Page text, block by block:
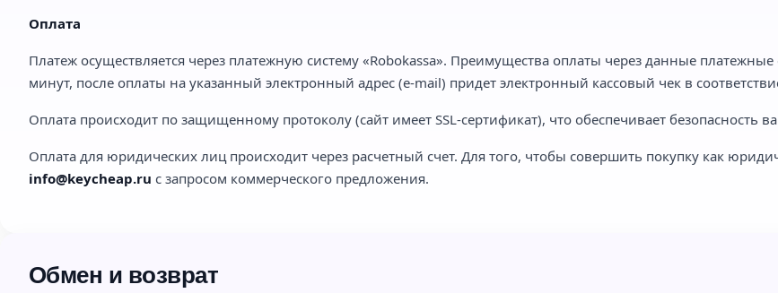
Оплата
Платеж осуществляется через платежную систему «Robokassa». Преимущества оплаты через данные
минут, после оплаты на указанный электронный адрес (e-mail) придет электронный кассовый чек в
Оплата происходит по защищенному протоколу (сайт имеет SSL-сертификат), что обеспечивает безопасность
Оплата для юридических лиц происходит через расчетный счет. Для того, чтобы совершить покупку как
info@keycheap.ru с запросом коммерческого предложения.
Обмен и возврат